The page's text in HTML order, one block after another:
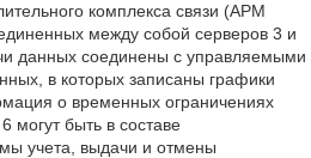
комплекса связи (АРМ
между собой серверов 3 и
данных соединены с управляемыми
в которых записаны графики
о временных ограничениях
могут быть в составе
учета, выдачи и отмены